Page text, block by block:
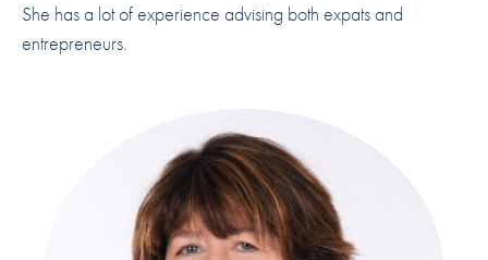
She has a lot of experience advising both expats and
entrepreneurs.